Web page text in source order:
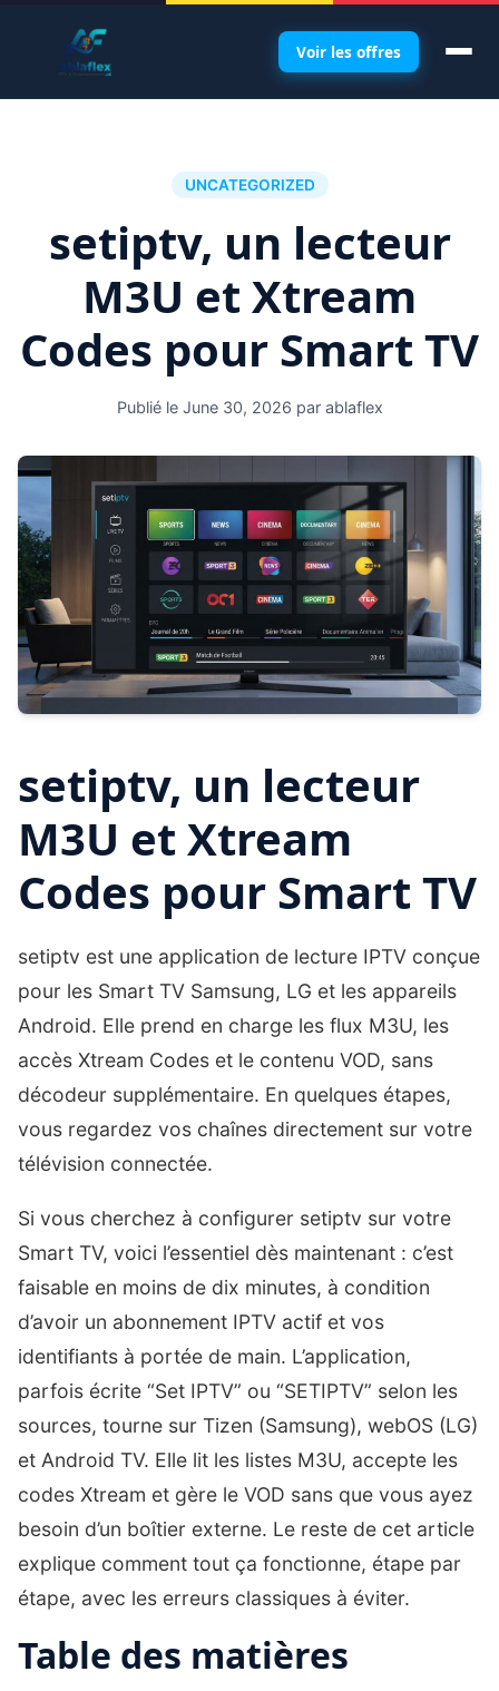
content
Voir les offres
UNCATEGORIZED
setiptv, un lecteur
M3U et Xtream
Codes pour Smart TV
Publié le June 30, 2026 par ablaflex
setiptv, un lecteur
M3U et Xtream
Codes pour Smart TV
setiptv est une application de lecture IPTV conçue
pour les Smart TV Samsung, LG et les appareils
Android. Elle prend en charge les flux M3U, les
accès Xtream Codes et le contenu VOD, sans
décodeur supplémentaire. En quelques étapes,
vous regardez vos chaînes directement sur votre
télévision connectée.
Si vous cherchez à configurer setiptv sur votre
Smart TV, voici l’essentiel dès maintenant : c’est
faisable en moins de dix minutes, à condition
d’avoir un abonnement IPTV actif et vos
identifiants à portée de main. L’application,
parfois écrite “Set IPTV” ou “SETIPTV” selon les
sources, tourne sur Tizen (Samsung), webOS (LG)
et Android TV. Elle lit les listes M3U, accepte les
codes Xtream et gère le VOD sans que vous ayez
besoin d’un boîtier externe. Le reste de cet article
explique comment tout ça fonctionne, étape par
étape, avec les erreurs classiques à éviter.
Table des matières